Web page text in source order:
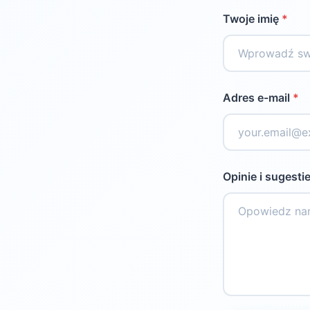
Twoje imię *
Adres e-mail *
Opinie i sugestie